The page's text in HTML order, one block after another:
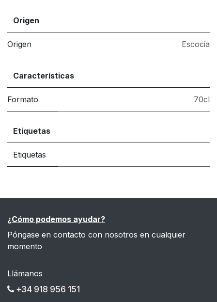
Origen
Origen Escocia
Características
Formato 70cl
Etiquetas
Etiquetas
¿Cómo podemos ayudar?
Póngase en contacto con nosotros en cualquier
momento
Llámanos
+34 918 956 151